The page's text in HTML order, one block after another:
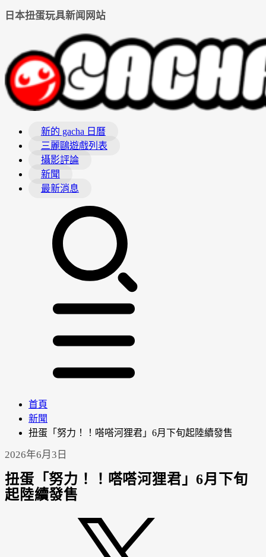
日本扭蛋玩具新闻网站
新的 gacha 日曆
三麗鷗遊戲列表
攝影評論
新聞
最新消息
首頁
新聞
扭蛋「努力！！嗒嗒河狸君」6月下旬起陸續發售
2026年6月3日
扭蛋「努力！！嗒嗒河狸君」6月下旬
起陸續發售